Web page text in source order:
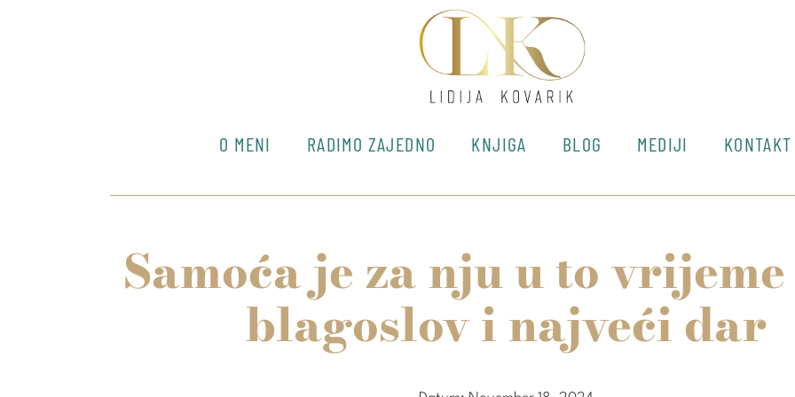
O MENI RADIMO ZAJEDNO KNJIGA BLOG MEDIJI KONTAKT
Samoća je za nju u to
blagoslov i najveći dar